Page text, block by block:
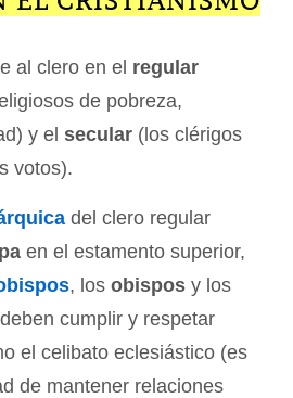
al clero en el regular
de pobreza,
y el secular (los clérigos
votos).
del clero regular
en el estamento superior,
, los obispos y los
cumplir y respetar
el celibato eclesiástico (es
de mantener relaciones